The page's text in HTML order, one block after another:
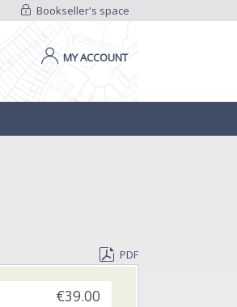
Bookseller's space
MY ACCOUNT
PDF
€39.00